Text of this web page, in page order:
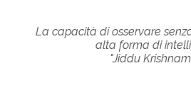
La capacità di osservare
alta forma di
"Jiddu